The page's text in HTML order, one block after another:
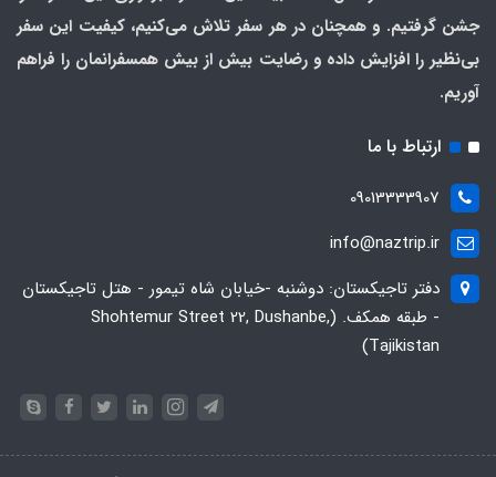
جشن گرفتیم. و همچنان در هر سفر تلاش می‌کنیم، کیفیت این سفر
بی‌نظیر را افزایش داده و رضایت بیش از بیش همسفرانمان را فراهم
آوریم.
ارتباط با ما
09013333907
info@naztrip.ir
دفتر تاجیکستان: دوشنبه -خیابان شاه تیمور - هتل تاجیکستان
- طبقه همکف. (Shohtemur Street 22, Dushanbe,
Tajikistan)